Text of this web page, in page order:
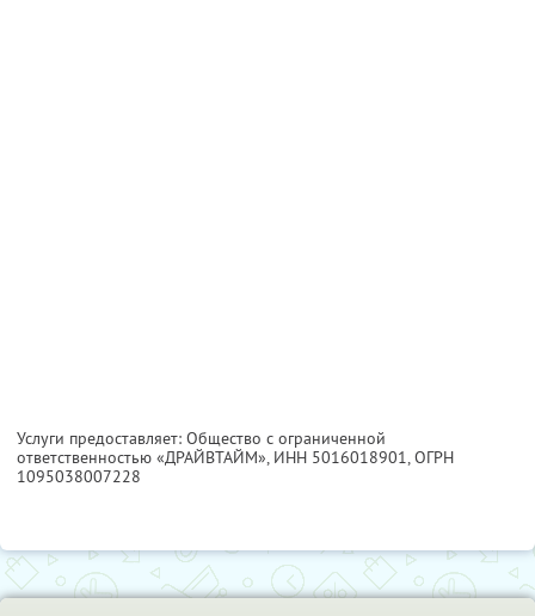
Услуги предоставляет: Общество с ограниченной
ответственностью «ДРАЙВТАЙМ», ИНН 5016018901, ОГРН
1095038007228